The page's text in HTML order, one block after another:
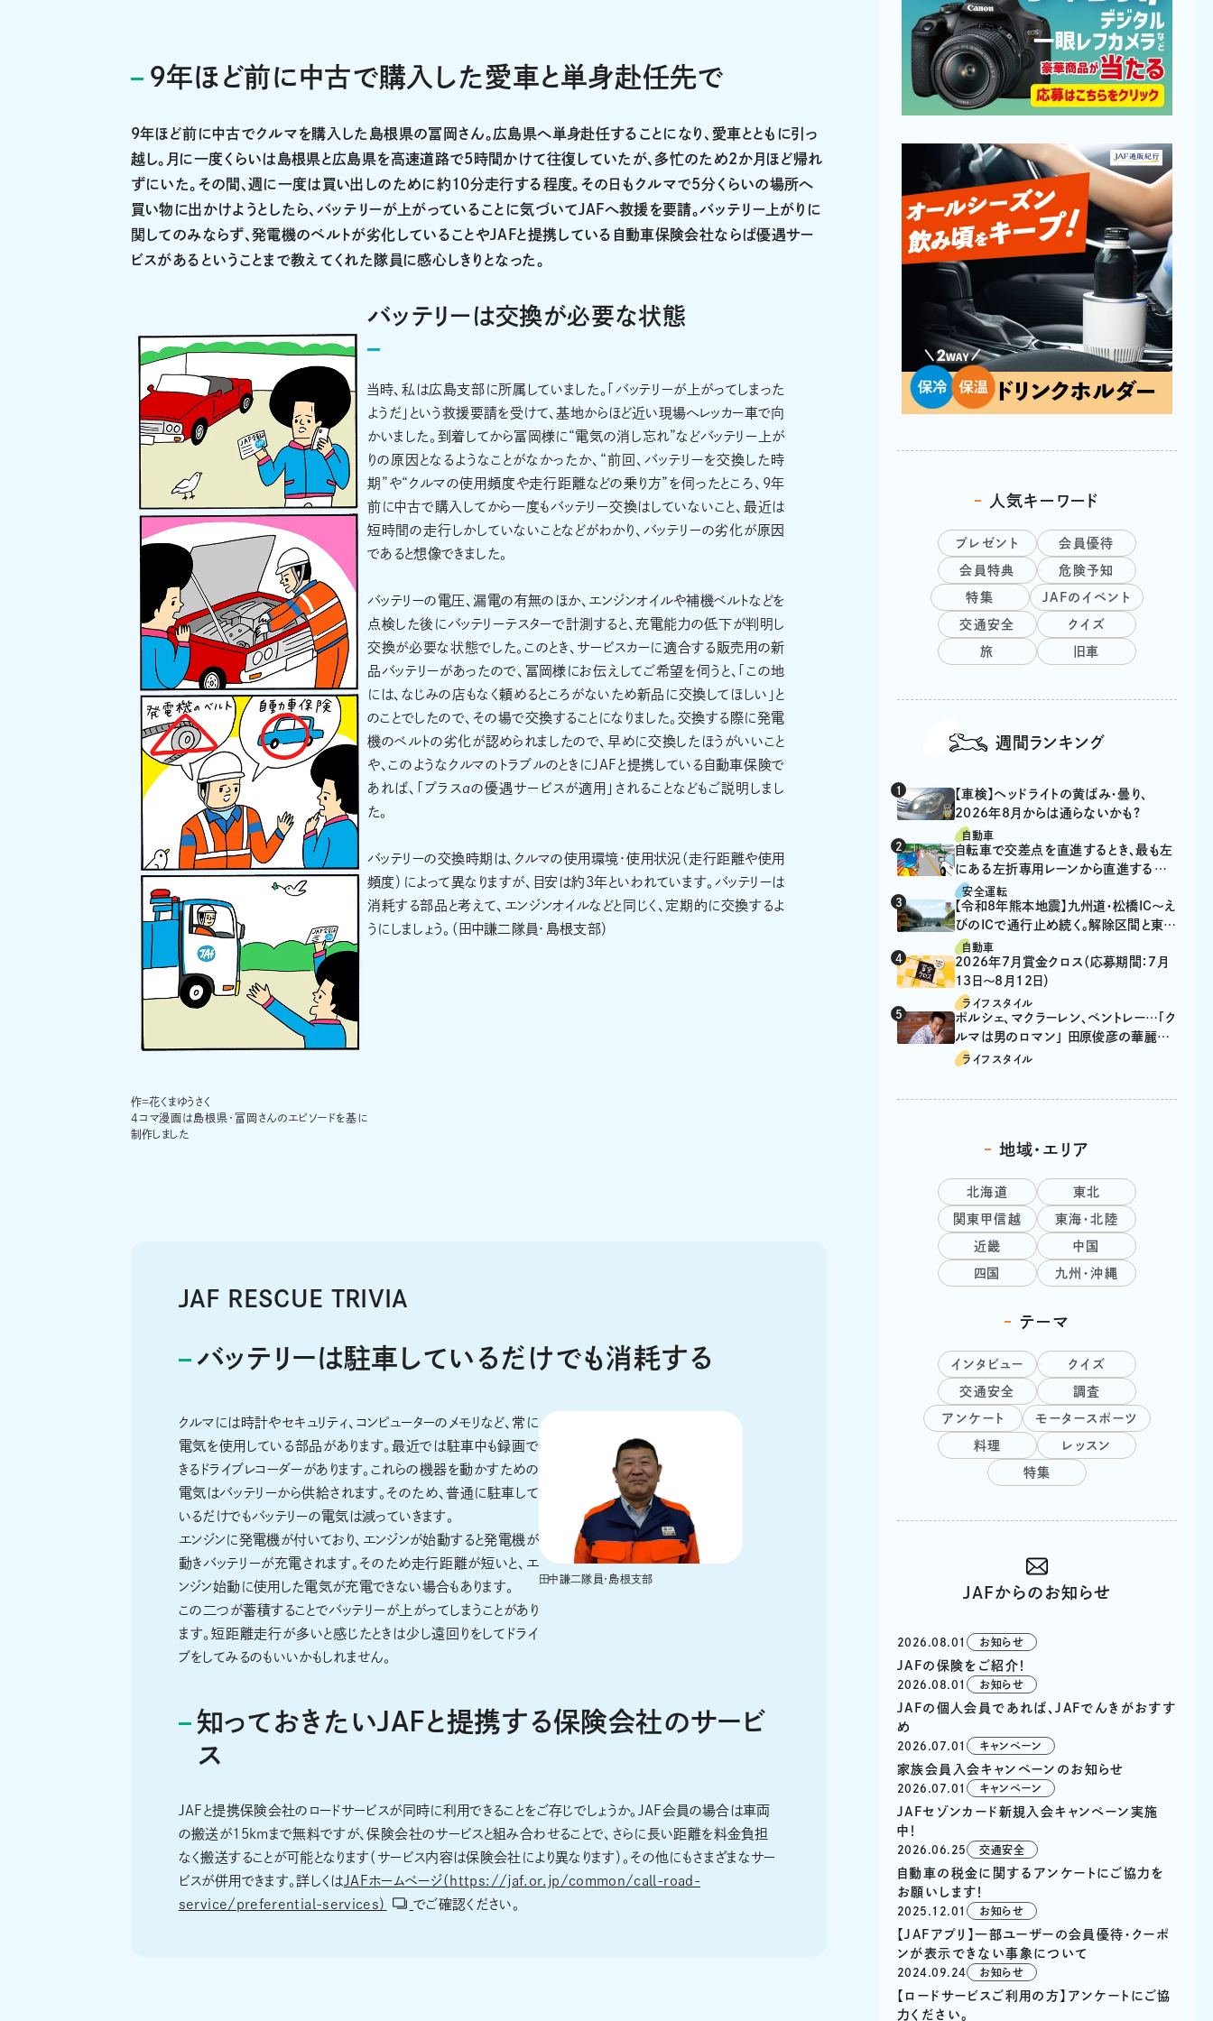
9年ほど前に中古で購入した愛車と単身赴任先で
9年ほど前に中古でクルマを購入した島根県の冨岡さん。広島県へ単身赴任することになり、愛車とともに引っ
越し。月に一度くらいは島根県と広島県を高速道路で5時間かけて往復していたが、多忙のため2か月ほど帰れ
ずにいた。その間、週に一度は買い出しのために約10分走行する程度。その日もクルマで5分くらいの場所へ
買い物に出かけようとしたら、バッテリーが上がっていることに気づいてJAFへ救援を要請。バッテリー上がりに
関してのみならず、発電機のベルトが劣化していることやJAFと提携している自動車保険会社ならば優遇サー
ビスがあるということまで教えてくれた隊員に感心しきりとなった。
作＝花くまゆうさく
4コマ漫画は島根県・冨岡さんのエピソードを基に
制作しました
バッテリーは交換が必要な状態
当時、私は広島支部に所属していました。「バッテリーが上がってしまった
ようだ」という救援要請を受けて、基地からほど近い現場へレッカー車で向
かいました。到着してから冨岡様に“電気の消し忘れ”などバッテリー上が
りの原因となるようなことがなかったか、“前回、バッテリーを交換した時
期”や“クルマの使用頻度や走行距離などの乗り方”を伺ったところ、9年
前に中古で購入してから一度もバッテリー交換はしていないこと、最近は
短時間の走行しかしていないことなどがわかり、バッテリーの劣化が原因
であると想像できました。
バッテリーの電圧、漏電の有無のほか、エンジンオイルや補機ベルトなどを
点検した後にバッテリーテスターで計測すると、充電能力の低下が判明し
交換が必要な状態でした。このとき、サービスカーに適合する販売用の新
品バッテリーがあったので、冨岡様にお伝えしてご希望を伺うと、「この地
には、なじみの店もなく頼めるところがないため新品に交換してほしい」と
のことでしたので、その場で交換することになりました。交換する際に発電
機のベルトの劣化が認められましたので、早めに交換したほうがいいこと
や、このようなクルマのトラブルのときにJAFと提携している自動車保険で
あれば、「プラスαの優遇サービスが適用」されることなどもご説明しまし
た。
バッテリーの交換時期は、クルマの使用環境・使用状況（走行距離や使用
頻度）によって異なりますが、目安は約3年といわれています。バッテリーは
消耗する部品と考えて、エンジンオイルなどと同じく、定期的に交換するよ
うにしましょう。（田中謙二隊員・島根支部）
JAF RESCUE TRIVIA
バッテリーは駐車しているだけでも消耗する
クルマには時計やセキュリティ、コンピューターのメモリなど、常に
電気を使用している部品があります。最近では駐車中も録画で
きるドライブレコーダーがあります。これらの機器を動かすための
電気はバッテリーから供給されます。そのため、普通に駐車して
いるだけでもバッテリーの電気は減っていきます。
エンジンに発電機が付いており、エンジンが始動すると発電機が
動きバッテリーが充電されます。そのため走行距離が短いと、エ
ンジン始動に使用した電気が充電できない場合もあります。
この二つが蓄積することでバッテリーが上がってしまうことがあり
ます。短距離走行が多いと感じたときは少し遠回りをしてドライ
ブをしてみるのもいいかもしれません。
田中謙二隊員・島根支部
知っておきたいJAFと提携する保険会社のサービ
ス
JAFと提携保険会社のロードサービスが同時に利用できることをご存じでしょうか。JAF会員の場合は車両
の搬送が15kmまで無料ですが、保険会社のサービスと組み合わせることで、さらに長い距離を料金負担
なく搬送することが可能となります（サービス内容は保険会社により異なります）。その他にもさまざまなサー
ビスが併用できます。詳しくは JAFホームページ（https://jaf.or.jp/common/call-road-
service/preferential-services）
でご確認ください。
人気キーワード
プレゼント 会員優待
会員特典 危険予知
特集 JAFのイベント
交通安全 クイズ
旅 旧車
週間ランキング
【車検】ヘッドライトの黄ばみ・曇り、
2026年8月からは通らないかも?
自動車
自転車で交差点を直進するとき、最も左
にある左折専用レーンから直進するの
は、違反？
安全運転
【令和8年熊本地震】九州道・松橋IC～え
びのICで通行止め続く。解除区間と東九
州道の迂回ルート
自動車
2026年7月賞金クロス（応募期間：7月
13日～8月12日）
ライフスタイル
ポルシェ、マクラーレン、ベントレー…「ク
ルマは男のロマン」 田原俊彦の華麗な
る愛車遍歴
ライフスタイル
地域・エリア
北海道 東北
関東甲信越 東海・北陸
近畿 中国
四国 九州・沖縄
テーマ
インタビュー クイズ
交通安全 調査
アンケート モータースポーツ
料理 レッスン
特集
JAFからのお知らせ
2026.08.01 お知らせ
JAFの保険をご紹介！
2026.08.01 お知らせ
JAFの個人会員であれば、JAFでんきがおすす
め
2026.07.01 キャンペーン
家族会員入会キャンペーンのお知らせ
2026.07.01 キャンペーン
JAFセゾンカード新規入会キャンペーン実施
中！
2026.06.25 交通安全
自動車の税金に関するアンケートにご協力を
お願いします！
2025.12.01 お知らせ
【JAFアプリ】一部ユーザーの会員優待・クーポ
ンが表示できない事象について
2024.09.24 お知らせ
【ロードサービスご利用の方】アンケートにご協
力ください。